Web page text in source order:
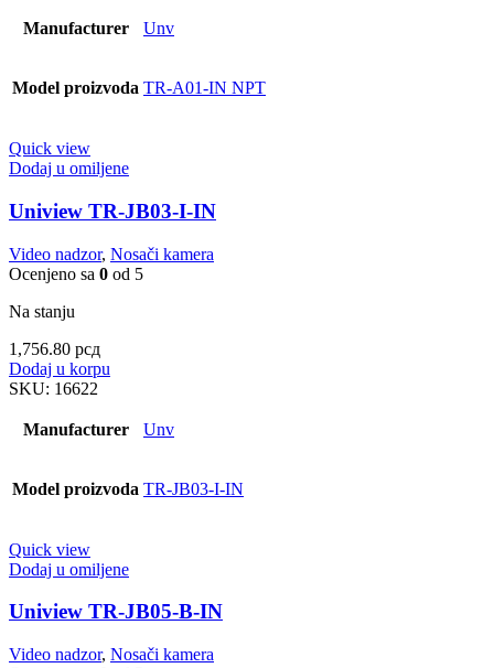
Manufacturer Unv
Model proizvoda TR-A01-IN NPT
Quick view
Dodaj u omiljene
Uniview TR-JB03-I-IN
Video nadzor, Nosači kamera
Ocenjeno sa 0 od 5
Na stanju
1,756.80 рсд
Dodaj u korpu
SKU: 16622
Manufacturer Unv
Model proizvoda TR-JB03-I-IN
Quick view
Dodaj u omiljene
Uniview TR-JB05-B-IN
Video nadzor, Nosači kamera